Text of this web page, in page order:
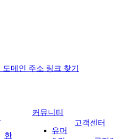
한
커뮤니티
유머
고객센터